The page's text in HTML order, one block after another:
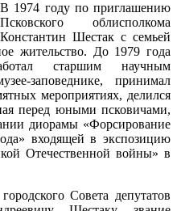
В 1974 году по приглашению
Псковского облисполкома
Константин Шестак с семьей
жительство. До 1979 года
старшим научным
заповеднике, принимал
мероприятиях, делился
перед юными псковичами,
диорамы «Форсирование
входящей в экспозицию
Отечественной войны» в
Совета депутатов